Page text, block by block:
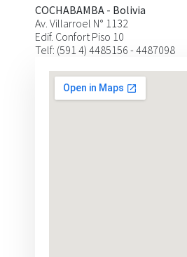
COCHABAMBA - Bolivia
Av. Villarroel N° 1132
Edif. Confort Piso 10
Telf: (591 4) 4485156 - 4487098
SANTA CRUZ - BOLIVIA
Calle Libertad esq. Cañada Strongest
Edif. Plaza Libertad - Of. 234
Telf: (591 3) 3303796